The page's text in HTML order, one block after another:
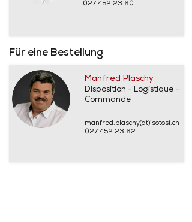
027 452 23 60
Für eine Bestellung
Manfred Plaschy
Disposition - Logistique -
Commande
manfred.plaschy(at)isotosi.ch
027 452 23 62